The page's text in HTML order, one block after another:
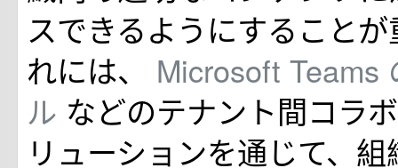
スできるようにすること
れには、 Microsoft Teams
ル などのテナント間コラ
リューションを通じて、